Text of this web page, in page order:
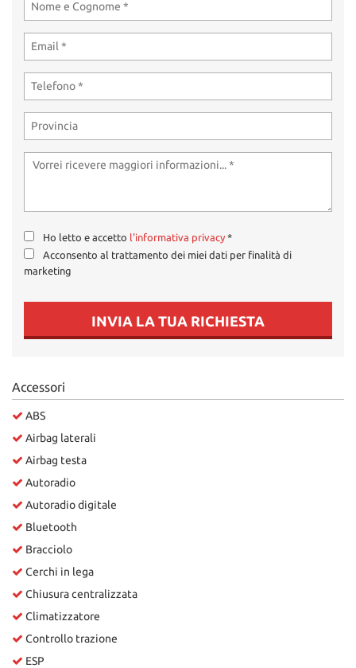
Ho letto e accetto l'informativa privacy *
Acconsento al trattamento dei miei dati per finalità di
marketing
INVIA LA TUA RICHIESTA
Accessori
ABS
Airbag laterali
Airbag testa
Autoradio
Autoradio digitale
Bluetooth
Bracciolo
Cerchi in lega
Chiusura centralizzata
Climatizzatore
Controllo trazione
ESP